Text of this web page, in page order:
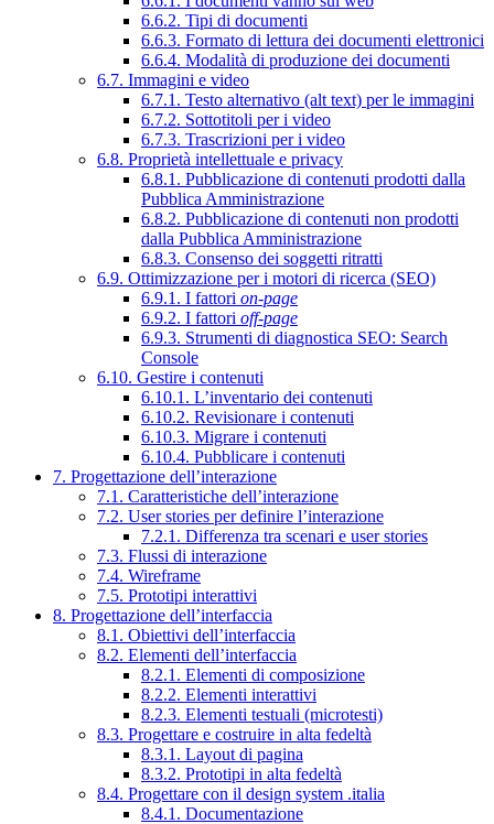
6.6.2. Tipi di documenti
6.6.3. Formato di lettura dei documenti elettronici
6.6.4. Modalità di produzione dei documenti
6.7. Immagini e video
6.7.1. Testo alternativo (alt text) per le immagini
6.7.2. Sottotitoli per i video
6.7.3. Trascrizioni per i video
6.8. Proprietà intellettuale e privacy
6.8.1. Pubblicazione di contenuti prodotti dalla
Pubblica Amministrazione
6.8.2. Pubblicazione di contenuti non prodotti
dalla Pubblica Amministrazione
6.8.3. Consenso dei soggetti ritratti
6.9. Ottimizzazione per i motori di ricerca (SEO)
6.9.1. I fattori on-page
6.9.2. I fattori off-page
6.9.3. Strumenti di diagnostica SEO: Search
Console
6.10. Gestire i contenuti
6.10.1. L’inventario dei contenuti
6.10.2. Revisionare i contenuti
6.10.3. Migrare i contenuti
6.10.4. Pubblicare i contenuti
7. Progettazione dell’interazione
7.1. Caratteristiche dell’interazione
7.2. User stories per definire l’interazione
7.2.1. Differenza tra scenari e user stories
7.3. Flussi di interazione
7.4. Wireframe
7.5. Prototipi interattivi
8. Progettazione dell’interfaccia
8.1. Obiettivi dell’interfaccia
8.2. Elementi dell’interfaccia
8.2.1. Elementi di composizione
8.2.2. Elementi interattivi
8.2.3. Elementi testuali (microtesti)
8.3. Progettare e costruire in alta fedeltà
8.3.1. Layout di pagina
8.3.2. Prototipi in alta fedeltà
8.4. Progettare con il design system .italia
8.4.1. Documentazione